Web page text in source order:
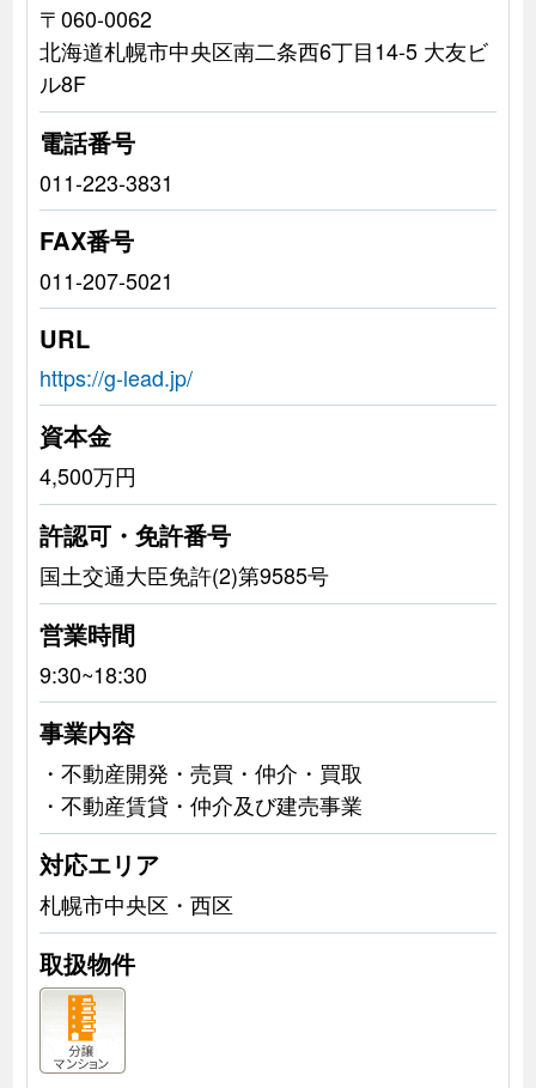
〒060-0062
北海道札幌市中央区南二条西6丁目14-5 大友ビ
ル8F
電話番号
011-223-3831
FAX番号
011-207-5021
URL
https://g-lead.jp/
資本金
4,500万円
許認可・免許番号
国土交通大臣免許(2)第9585号
営業時間
9:30~18:30
事業内容
・不動産開発・売買・仲介・買取
・不動産賃貸・仲介及び建売事業
対応エリア
札幌市中央区・西区
取扱物件